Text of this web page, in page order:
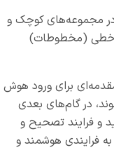
مجموعه‌های کوچک و
خطی (مخطوطات)
برای ورود هوش
در گام‌های بعدی
و فرایند تصحیح و
فرایندی هوشمند و